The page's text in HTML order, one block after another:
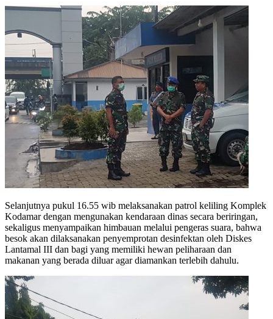
Selanjutnya pukul 16.55 wib melaksanakan patrol keliling Komplek
Kodamar dengan mengunakan kendaraan dinas secara beriringan,
sekaligus menyampaikan himbauan melalui pengeras suara, bahwa
besok akan dilaksanakan penyemprotan desinfektan oleh Diskes
Lantamal III dan bagi yang memiliki hewan peliharaan dan
makanan yang berada diluar agar diamankan terlebih dahulu.